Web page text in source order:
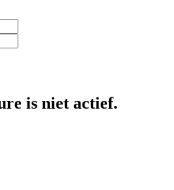
is niet actief.